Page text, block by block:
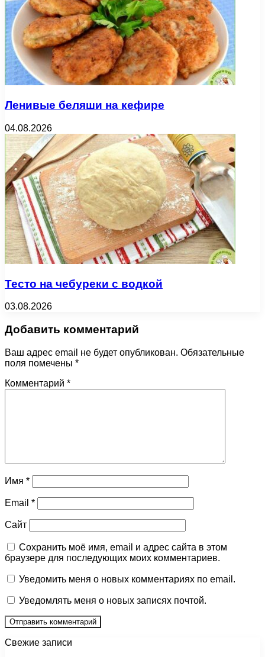
Ленивые беляши на кефире
04.08.2026
Тесто на чебуреки с водкой
03.08.2026
Добавить комментарий
Ваш адрес email не будет опубликован. Обязательные
поля помечены *
Комментарий *
Имя *
Email *
Сайт
Сохранить моё имя, email и адрес сайта в этом
браузере для последующих моих комментариев.
Уведомить меня о новых комментариях по email.
Уведомлять меня о новых записях почтой.
Свежие записи